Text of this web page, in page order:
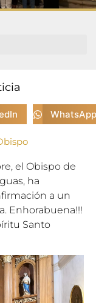
WhatsApp
el Obispo de
ha
a un
Enhorabuena!!!
Santo